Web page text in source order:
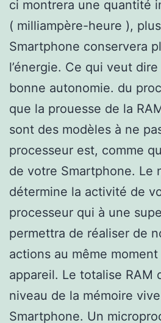
ci montrera une quantité
( milliampère-heure ),
Smartphone conservera
l’énergie. Ce qui veut dire
bonne autonomie. du
que la prouesse de la
sont des modèles à ne
processeur est, comme
de votre Smartphone. Le
détermine la activité de
processeur qui à une
permettra de réaliser de
actions au même
appareil. Le totalise RAM
niveau de la mémoire
Smartphone. Un